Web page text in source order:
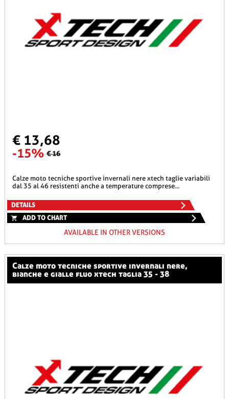
€ 13,68
-15% € 16
calze moto tecniche sportive invernali nere xtech taglie variabili
dal 35 al 46 resistenti anche a temperature comprese...
DETAILS
ADD TO CHART
AVAILABLE IN OTHER VERSIONS
calze moto tecniche sportive invernali nere,
bianche e gialle fluo xtech taglia 35 - 38